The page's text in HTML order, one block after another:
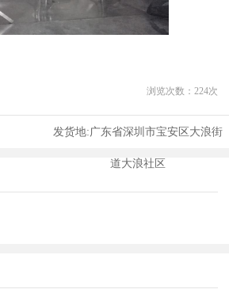
浏览次数： 224次
发货地:广东省深圳市宝安区大浪街
道大浪社区